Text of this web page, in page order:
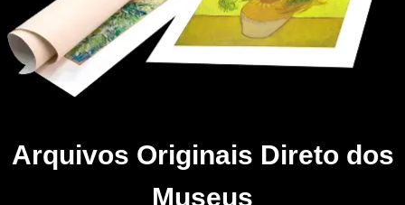
Arquivos Originais Direto dos
Museus